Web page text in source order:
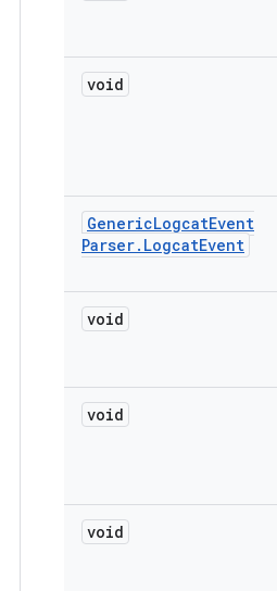
void
GenericLogcatEvent
Parser. LogcatEvent
void
void
void